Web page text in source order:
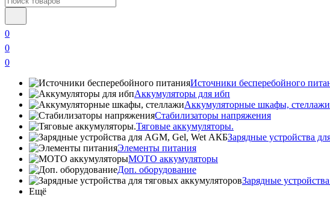
0
0
0
Источники бесперебойного
Аккумуляторы для ибп
Аккумуляторные шкафы, стеллажи
Стабилизаторы напряжения
Тяговые аккумуляторы.
Зарядные устройства
Элементы питания
МОТО аккумуляторы
Доп. оборудование
Зарядные
Ещё